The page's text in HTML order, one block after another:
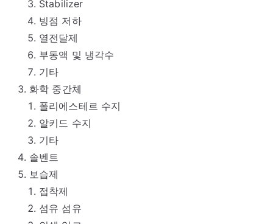
Stabilizer
빙점 저하
열전달제
부동액 및 냉각수
기타
화학 중간체
폴리에스테르 수지
알키드 수지
기타
솔벤트
보습제
접착제
섬유 섬유